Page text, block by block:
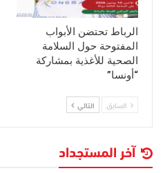
الرباط تحتضن الأبواب
المفتوحة حول السلامة
الصحية للأغذية بمشاركة
“أونسا”
السابق التالي
آخر المستجداد